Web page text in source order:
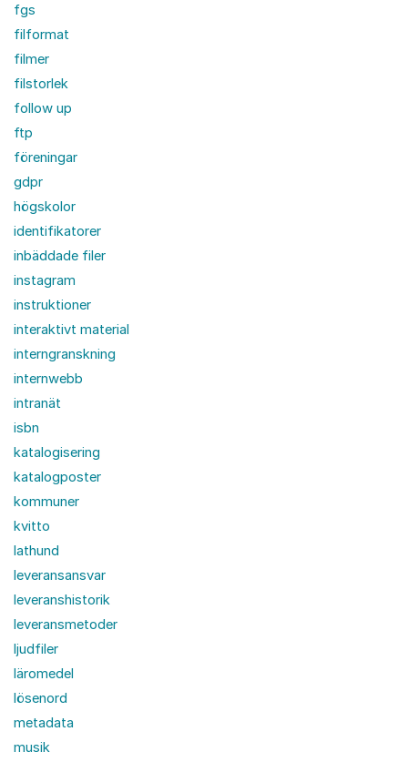
fgs
filformat
filmer
filstorlek
follow up
ftp
föreningar
gdpr
högskolor
identifikatorer
inbäddade filer
instagram
instruktioner
interaktivt material
interngranskning
internwebb
intranät
isbn
katalogisering
katalogposter
kommuner
kvitto
lathund
leveransansvar
leveranshistorik
leveransmetoder
ljudfiler
läromedel
lösenord
metadata
musik